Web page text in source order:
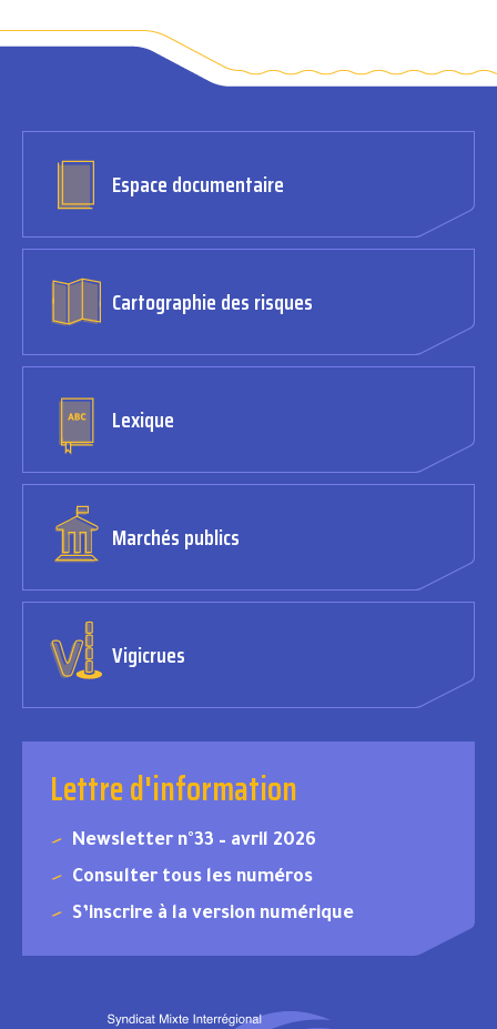
Espace documentaire
Cartographie des risques
Lexique
Marchés publics
Vigicrues
Lettre d'information
Newsletter n°33 – avril 2026
Consulter tous les numéros
S’inscrire à la version numérique